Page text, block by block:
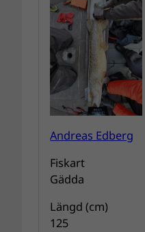
Andreas Edberg
Fiskart
Gädda
Längd (cm)
125